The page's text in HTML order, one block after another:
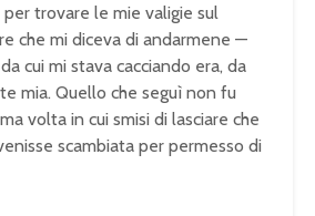
trovare le mie valigie sul
che mi diceva di andarmene —
cui mi stava cacciando era, da
mia. Quello che seguì non fu
volta in cui smisi di lasciare che
scambiata per permesso di